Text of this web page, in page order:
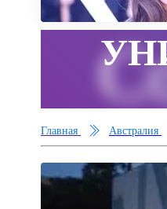
Главная Австралия